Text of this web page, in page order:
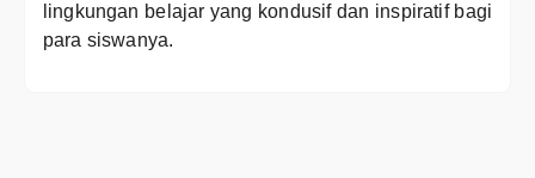
lingkungan belajar yang kondusif dan inspiratif bagi
para siswanya.